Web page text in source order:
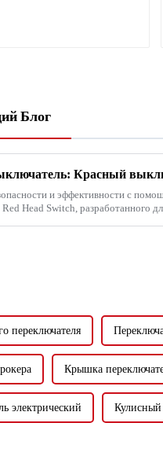
Блог
и эффективности с
Head Switch, разработанного
переключателя
Крышка
электрический Кулисный